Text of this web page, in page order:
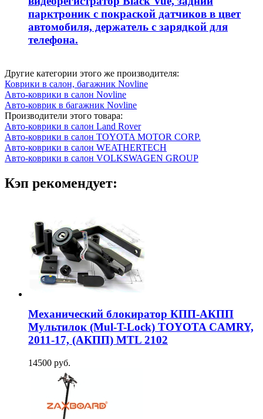
парктроник с покраской датчиков в цвет
автомобиля, держатель с зарядкой для
телефона.
Другие категории этого же производителя:
Коврики в салон, багажник Novline
Авто-коврики в салон Novline
Авто-коврик в багажник Novline
Производители этого товара:
Авто-коврики в салон Land Rover
Авто-коврики в салон TOYOTA MOTOR CORP.
Авто-коврики в салон WEATHERTECH
Авто-коврики в салон VOLKSWAGEN GROUP
Кэп рекомендует:
Механический блокиратор КПП-АКПП
Мультилок (Mul-T-Lock) TOYOTA CAMRY,
2011-17, (АКПП) MTL 2102
14500 руб.